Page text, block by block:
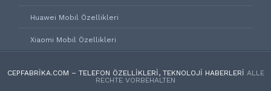
Huawei Mobil Özellikleri
Xiaomi Mobil Özellikleri
CEPFABRIKA.COM – TELEFON ÖZELLIKLERI, TEKNOLOJI HABERLERI ALLE
RECHTE VORBEHALTEN